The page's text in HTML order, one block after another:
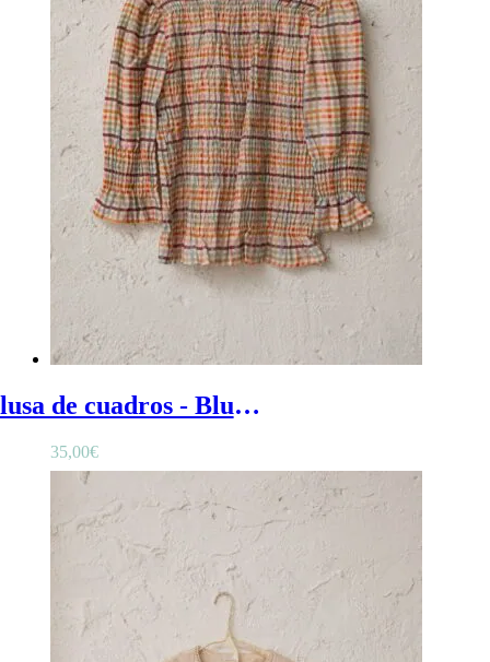
Blusa de cuadros - Blusa adolescente niña en cuadros con mangas abullonadas y ribete en cuello
35,00€